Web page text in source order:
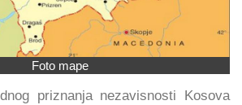
Foto mape
priznanja nezavisnosti Kosova